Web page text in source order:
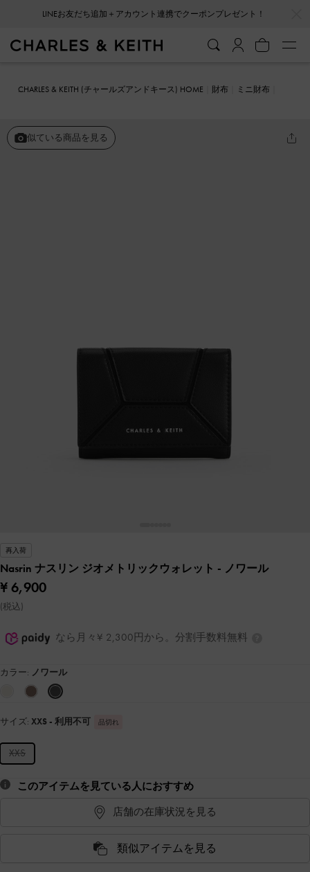
LINEお友だち追加＋アカウント連携でクーポンプレゼント！
会員登録＋ニュースレター登録で10%OFFクーポンプレゼント！
CHARLES & KEITH (チャールズアンドキース) HOME 財布
ミニ財布
似ている商品を見る
再入荷
Nasrin ナスリン ジオメトリックウォレット - ノワール
¥ 6,900
(税込)
なら月々¥ 2,300円から。分割手数料無料
カラー: ノワール
サイズ: XXS - 利用不可 品切れ
XXS
このアイテムを見ている人におすすめ
店舗の在庫状況を見る
類似アイテムを見る